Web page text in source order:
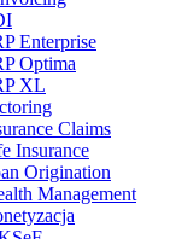
Enterprise
Optima
XL
Claims
Insurance
Origination
Management